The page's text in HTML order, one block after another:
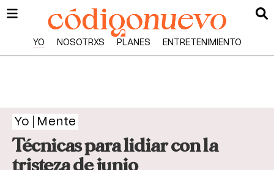
YO NOSOTRXS PLANES ENTRETENIMIENTO
Yo Mente
Técnicas para lidiar con la
tristeza de junio